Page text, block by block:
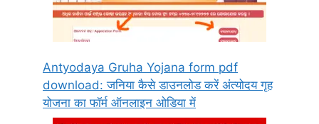
Antyodaya Gruha Yojana form pdf
download: जनिया कैसे डाउनलोड करें अंत्योदय गृह
योजना का फॉर्म ऑनलाइन ओडिया में